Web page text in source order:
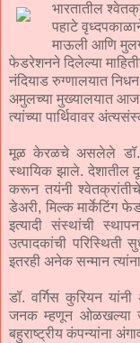
भारतातील
पहाटे
माऊली आणि
फेडरेशनने दिलेल्या
नंदियाड रुग्णालयात
अमुलच्या मुख्यालयात आज
त्यांच्या पार्थिवावर
मूळ केरळचे असलेले डॉ.
स्थायिक झाले. देशातील
करून तयंनी
डेअरी, मिल्क मार्केटिंग
इत्यादी संस्थांची
उत्पादकांची परिस्थिती
इतरही अनेक सन्मान
डॉ. वर्गिस कुरियन
जनक म्हणून ओळखल्या
बहुराष्ट्रीय कंपन्यांना